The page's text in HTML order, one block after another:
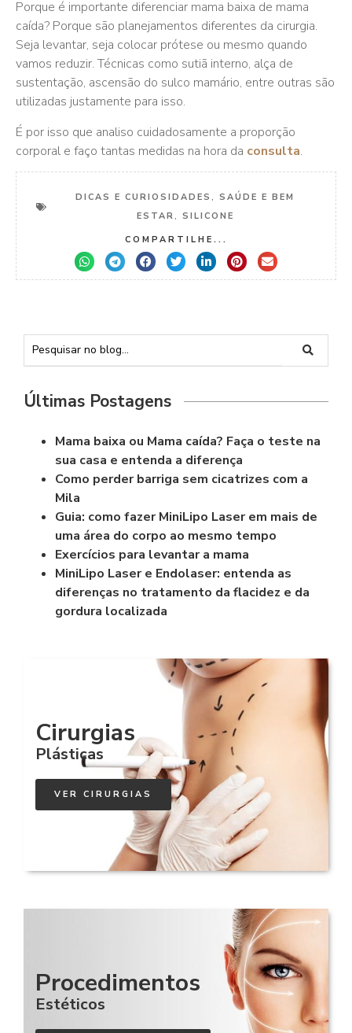
Porque é importante diferenciar mama baixa de mama
caída? Porque são planejamentos diferentes da cirurgia.
Seja levantar, seja colocar prótese ou mesmo quando
vamos reduzir. Técnicas como sutiã interno, alça de
sustentação, ascensão do sulco mamário, entre outras são
utilizadas justamente para isso.
É por isso que analiso cuidadosamente a proporção
corporal e faço tantas medidas na hora da consulta.
DICAS E CURIOSIDADES , SAÚDE E BEM
ESTAR , SILICONE
COMPARTILHE...
Últimas Postagens
Mama baixa ou Mama caída? Faça o teste na
sua casa e entenda a diferença
Como perder barriga sem cicatrizes com a
Mila
Guia: como fazer MiniLipo Laser em mais de
uma área do corpo ao mesmo tempo
Exercícios para levantar a mama
MiniLipo Laser e Endolaser: entenda as
diferenças no tratamento da flacidez e da
gordura localizada
Cirurgias
Plásticas
VER CIRURGIAS
Procedimentos
Estéticos